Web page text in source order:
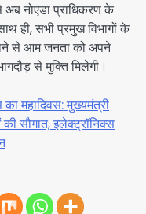
नोएडा प्राधिकरण के
ही, सभी प्रमुख विभागों के
से आम जनता को अपने
से मुक्ति मिलेगी।
महादिवस: मुख्यमंत्री
सौगात, इलेक्ट्रॉनिक्स